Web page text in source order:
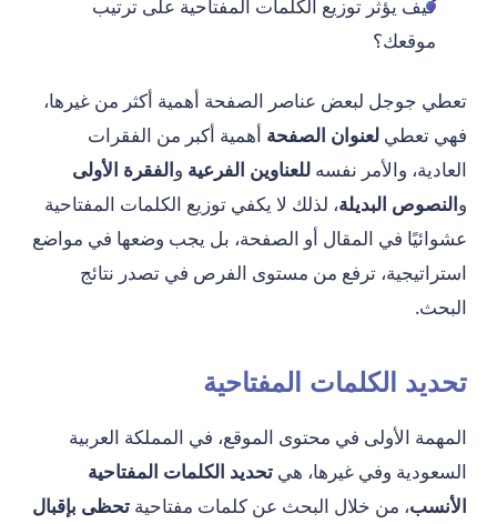
كيف يؤثر توزيع الكلمات المفتاحية على ترتيب
موقعك؟
تعطي جوجل لبعض عناصر الصفحة أهمية أكثر من غيرها،
فهي تعطي لعنوان الصفحة أهمية أكبر من الفقرات
العادية، والأمر نفسه للعناوين الفرعية والفقرة الأولى
والنصوص البديلة، لذلك لا يكفي توزيع الكلمات المفتاحية
عشوائيًا في المقال أو الصفحة، بل يجب وضعها في مواضع
استراتيجية، ترفع من مستوى الفرص في تصدر نتائج
البحث.
تحديد الكلمات المفتاحية
المهمة الأولى في محتوى الموقع، في المملكة العربية
السعودية وفي غيرها، هي تحديد الكلمات المفتاحية
الأنسب، من خلال البحث عن كلمات مفتاحية تحظى بإقبال